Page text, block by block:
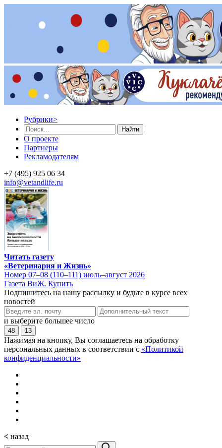
Рубрики>
Найти
О проекте
Партнеры
Рекламодателям
+7 (495) 925 06 34
info@vetandlife.ru
Читать газету
«Ветеринария и Жизнь»
Номер 07–08 (110–111) июль–август 2026
Газета ВиЖ. Купить
Подпишитесь на нашу рассылку и будьте в курсе всех
новостей
и выберите большее число
48 13
Нажимая на кнопку, Вы соглашаетесь на обработку
персональных данных в соответствии с «Политикой
конфиденциальности»
< назад